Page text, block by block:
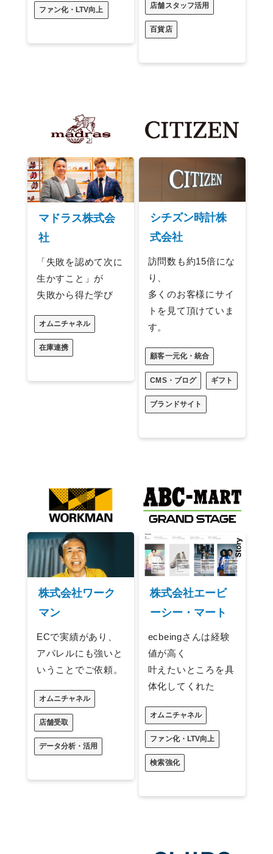
ファン化・LTV向上 店舗スタッフ活用
百貨店
マドラス株式会
社
「失敗を認めて次に
生かすこと」が
失敗から得た学び
オムニチャネル
在庫連携
シチズン時計株
式会社
訪問数も約15倍にな
り、
多くのお客様にサイ
トを見て頂けていま
す。
顧客一元化・統合
CMS・ブログ ギフト
ブランドサイト
株式会社ワーク
マン
ECで実績があり、
アパレルにも強いと
いうことでご依頼。
オムニチャネル
店舗受取
データ分析・活用
株式会社エービ
ーシー・マート
ecbeingさんは経験
値が高く
叶えたいところを具
体化してくれた
オムニチャネル
ファン化・LTV向上
検索強化